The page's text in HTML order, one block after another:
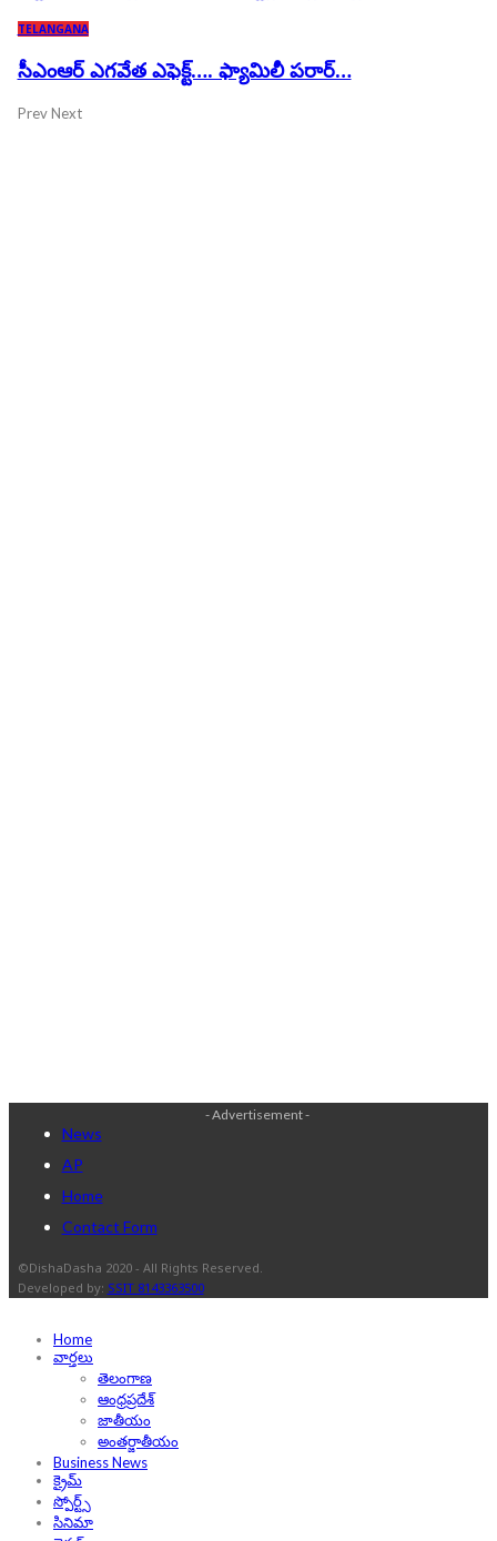
TELANGANA
సీఎంఆర్ ఎగవేత ఎఫెక్ట్…. ఫ్యామిలీ పరార్…
PrevNext
- Advertisement -
News
AP
Home
Contact Form
©DishaDasha 2020 - All Rights Reserved.
Developed by: SSIT 8143363500
Home
వార్తలు
తెలంగాణ
ఆంధ్రప్రదేశ్
జాతీయం
అంతర్జాతీయం
Business News
క్రైమ్
స్పోర్ట్స్
సినిమా